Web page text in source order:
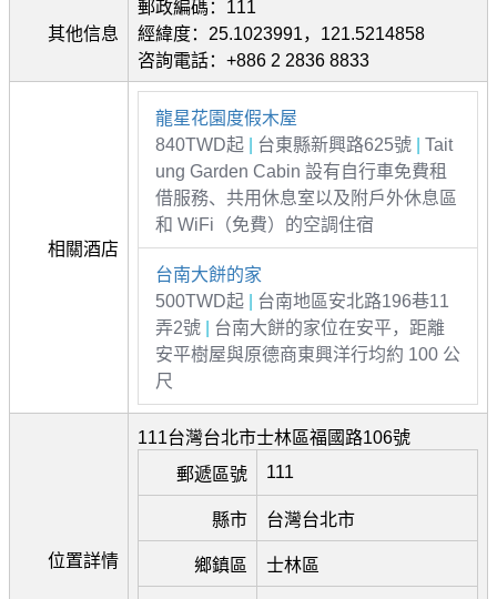
其他信息
郵政編碼：111
經緯度：25.1023991，121.5214858
咨詢電話：+886 2 2836 8833
相關酒店
龍星花園度假木屋
840TWD起
台東縣新興路625號
Tait
ung Garden Cabin 設有自行車免費租
借服務、共用休息室以及附戶外休息區
和 WiFi（免費）的空調住宿
台南大餅的家
500TWD起
台南地區安北路196巷11
弄2號
台南大餅的家位在安平，距離
安平樹屋與原德商東興洋行均約 100 公
尺
位置詳情
111台灣台北市士林區福國路106號
郵遞區號
111
縣市 台灣台北市
鄉鎮區 士林區